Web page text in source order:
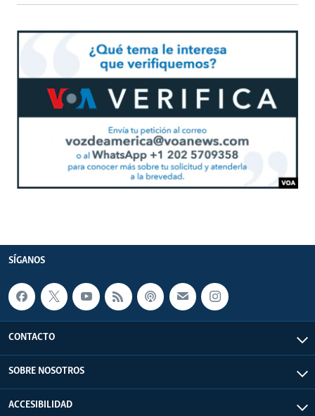
SÍGANOS
CONTACTO
SOBRE NOSOTROS
ACCESIBILIDAD